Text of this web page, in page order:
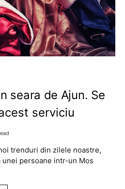
seara de Ajun. Se
serviciu
trenduri din zilele noastre,
persoane intr-un Mos